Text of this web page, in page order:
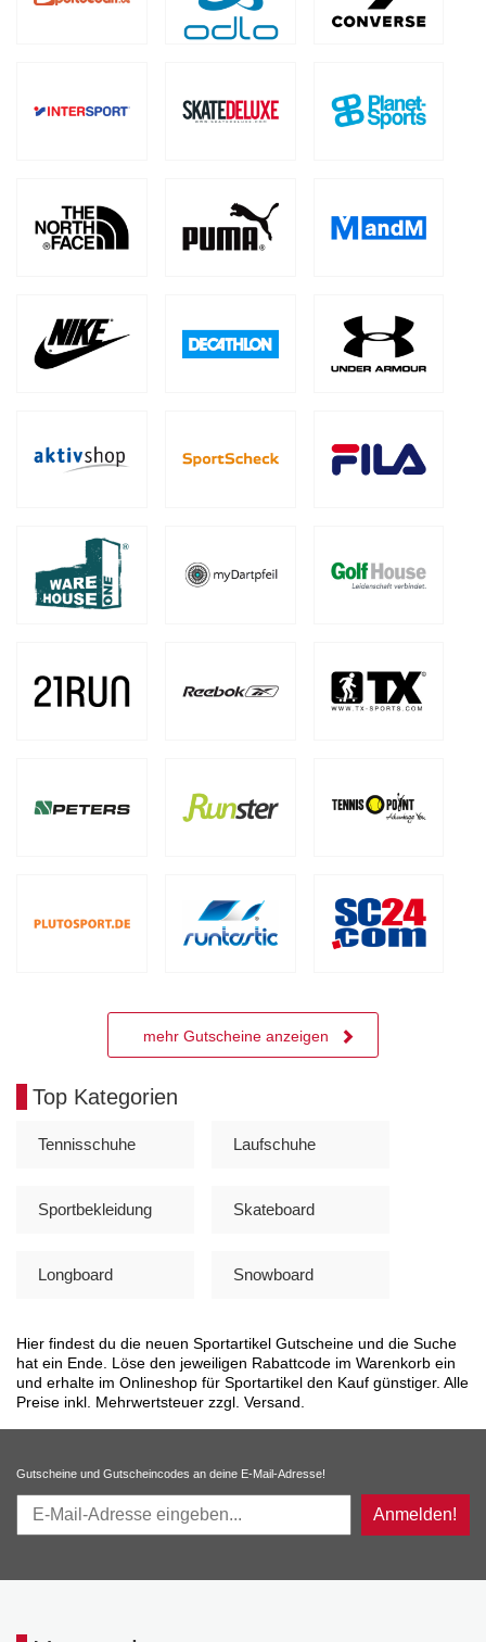
mehr Gutscheine anzeigen
Top Kategorien
Tennisschuhe Laufschuhe
Sportbekleidung Skateboard
Longboard Snowboard
Hier findest du die neuen Sportartikel Gutscheine und die Suche
hat ein Ende. Löse den jeweiligen Rabattcode im Warenkorb ein
und erhalte im Onlineshop für Sportartikel den Kauf günstiger. Alle
Preise inkl. Mehrwertsteuer zzgl. Versand.
Gutscheine und Gutscheincodes an deine E-Mail-Adresse!
Anmelden!